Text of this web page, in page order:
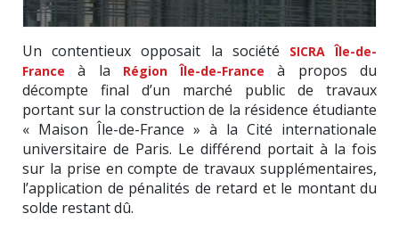
Un contentieux opposait la société
SICRA Île-de-
France
à la Région Île-de-France
à propos du
décompte final d’un marché public de travaux
portant sur la construction de la résidence étudiante
« Maison Île-de-France » à la Cité internationale
universitaire de Paris. Le différend portait à la fois
sur la prise en compte de travaux supplémentaires,
l’application de pénalités de retard et le montant du
solde restant dû.